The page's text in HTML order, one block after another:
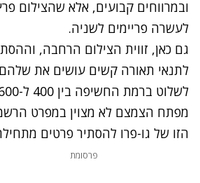
לעשרה פריימים לשניה.
גם כאן, זווית הצילום הרחבה,
לתנאי תאורה קשים עושים את
מפתח הצמצם לא מצוין במפרט
הזו של גו-פרו להסתיר פרטים
פרסומת